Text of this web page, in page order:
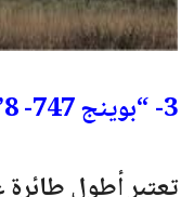
3- “بوينج 747- 8”